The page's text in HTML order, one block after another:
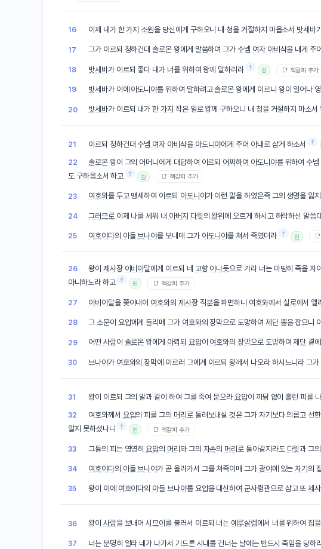
16 이제 내가 한가지 소원을 당신에게 구하오니 내 청을 거절하지 마옵소서 밧세바
17 그가 이르되 청하건대솔로몬왕에게 말씀하여 그가수넴 여자 아비삭을 내게 주어
18 밧세바가 이르되 좋다 내가 너를 위하여 왕께 말하리라 † 원 📑 책갈피 추가
19 밧세바가 이에 아도니야를 위하여 말하려고솔로몬 왕에게 이르니 왕이 일어나
20 밧세바가 이르되 내가 한가지 작은 일로 왕께 구하오니 내 청을 거절하지 마소
21 이르되 청하건대수넴 여자 아비삭을 아도니야에게 주어 아내 로 삼게 하소서 †
22 솔로몬왕이 그의 어머니에게 대답하여 이르되 어찌하여 아도니야를 위하여수넴
도 구하옵소서 하고 † 원 📑 책갈피 추가
23 여호와를 두고 맹세하여 이르되 아도니야가 이런 말을 하였은즉 그의 생명을 잃
24 그러므로 이제 나를 세워 내 아버지 다윗의왕위 에 오르게 하시고 허락하신 말씀
25 여호야다의 아들브나야를 보내매 그가 아도니야를 쳐서 죽였더라 † 원
26 왕이 제사장 아비아달에게 이르되 네 고향 아나돗으로 가라 너는 마땅히 죽을 자
아니하노라 하고 † 원 📑 책갈피 추가
27 아비아달을 쫓아내어 여호와의 제사장 직분을 파면하니 여호와께서 실로에서 엘
28 그 소문이 요압에게 들리매 그가 여호와의 장막으로 도망하여 제단뿔을 잡으니
29 어떤 사람이 솔로몬 왕에게 아뢰되 요압이 여호와의 장막으로 도망하여제단 곁
30 브나야가 여호와의 장막에 이르러 그에게 이르되 왕께서 나오라 하시느니라 그
31 왕이 이르되 그의 말과 같이 하여 그를 죽여 묻으라 요압이 까닭 없이 흘린 피를
32 여호와께서 요압의 피를 그의 머리 로 돌려보내실 것은 그가 자기보다 의롭고 선
알지 못하셨나니
† 원 📑 책갈피 추가
33 그들의 피는 영영히 요압의 머리 와 그의 자손의 머리 로 돌아갈지라도 다윗과 그
34 여호야다의 아들브나야가 곧 올라가서 그를 쳐죽이매 그가 광야에 있는자기의
35 왕이 이에 여호야다의 아들 브나야를 요압을 대신하여 군사령관으로 삼고 또제
36 왕이 사람을 보내어시므이를 불러서 이르되 너는 예루살렘에서 너를 위하여 집
37 너는 분명히 알라 네가 나가서 기드론 시내를 건너는 날에는 반드시 죽임을 당하